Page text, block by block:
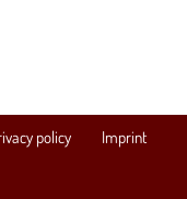
policy Imprint